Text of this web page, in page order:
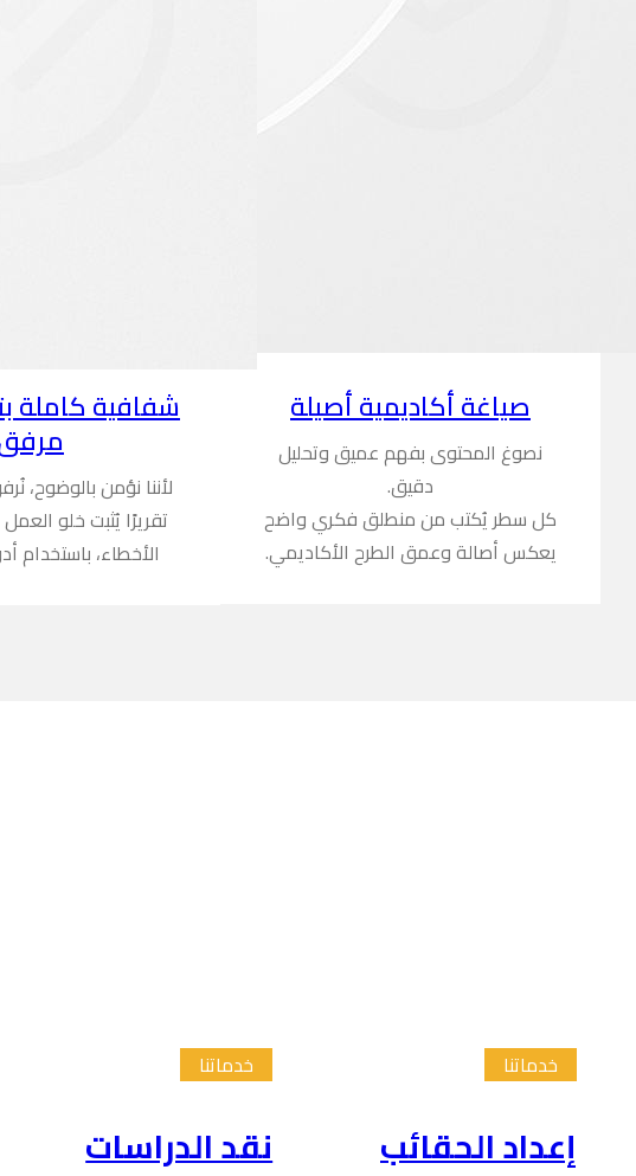
صياغة أكاديمية أصيلة
نصوغ المحتوى بفهم عميق وتحليل
دقيق.
كل سطر يُكتب من منطلق فكري واضح
يعكس أصالة وعمق الطرح الأكاديمي.
شفافية كاملة
لأننا نؤمن
تقريرًا يُثبت خلو
الأخطاء، باستخدام
خدماتنا
إعداد الحقائب
خدماتنا
نقد الدراسات